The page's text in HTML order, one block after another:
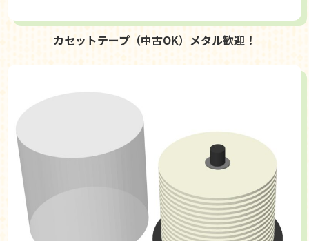
カセットテープ（中古OK）メタル歓迎！